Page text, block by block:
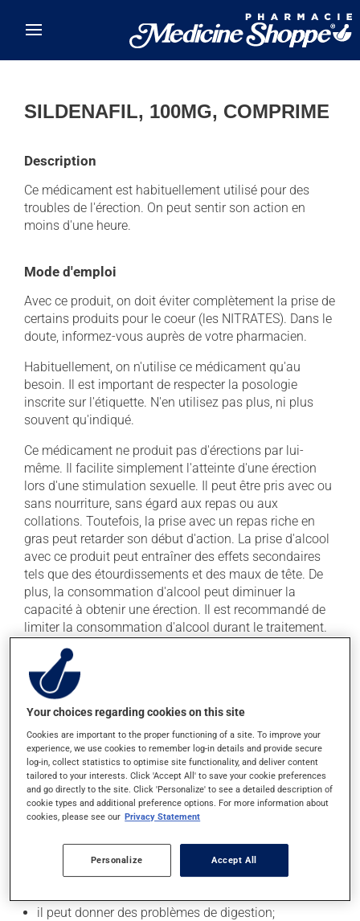
SILDENAFIL, 100MG, COMPRIME
Description
Ce médicament est habituellement utilisé pour des
troubles de l'érection. On peut sentir son action en
moins d'une heure.
Mode d'emploi
Avec ce produit, on doit éviter complètement la prise de
certains produits pour le coeur (les NITRATES). Dans le
doute, informez-vous auprès de votre pharmacien.
Habituellement, on n'utilise ce médicament qu'au
besoin. Il est important de respecter la posologie
inscrite sur l'étiquette. N'en utilisez pas plus, ni plus
souvent qu'indiqué.
Ce médicament ne produit pas d'érections par lui-
même. Il facilite simplement l'atteinte d'une érection
lors d'une stimulation sexuelle. Il peut être pris avec ou
sans nourriture, sans égard aux repas ou aux
collations. Toutefois, la prise avec un repas riche en
gras peut retarder son début d'action. La prise d'alcool
avec ce produit peut entraîner des effets secondaires
tels que des étourdissements et des maux de tête. De
plus, la consommation d'alcool peut diminuer la
capacité à obtenir une érection. Il est recommandé de
limiter la consommation d'alcool durant le traitement.
Évitez de prendre du pamplemousse ou du jus de
pamplemousse durant tout votre traitement. Le
pamplemousse peut sensiblement modifier l'effet de
votre médicament.
Effets indésirables
En plus de ses effets recherchés, ce produit peut à
l'occasion entraîner certains effets indésirables (effets
secondaires), notamment :
il peut causer une irritation ou une congestion du
il peut donner des problèmes de digestion;
Your choices regarding cookies on this site
Cookies are important to the proper functioning of a site. To improve your
experience, we use cookies to remember log-in details and provide secure
log-in, collect statistics to optimise site functionality, and deliver content
tailored to your interests. Click 'Accept All' to save your cookie preferences
and go directly to the site. Click 'Personalize' to see a detailed description of
cookie types and additional preference options. For more information about
cookies, please see our Privacy Statement
Personalize Accept All